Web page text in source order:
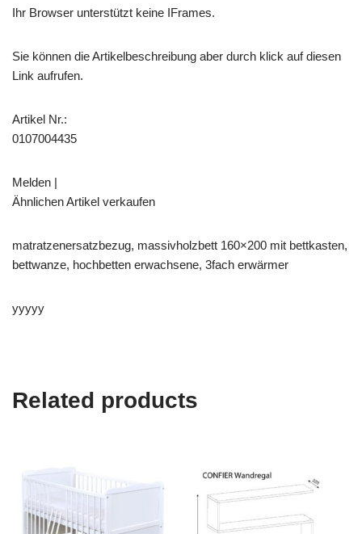
Ihr Browser unterstützt keine IFrames.
Sie können die Artikelbeschreibung aber durch klick auf diesen
Link aufrufen.
Artikel Nr.:
0107004435
Melden |
Ähnlichen Artikel verkaufen
matratzenersatzbezug, massivholzbett 160×200 mit bettkasten,
bettwanze, hochbetten erwachsene, 3fach erwärmer
yyyyy
Related products